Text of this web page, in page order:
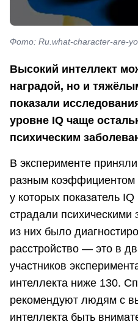
Фото: Ru.what-character-are-
Высокий интеллект
наградой, но и
показали
уровне IQ чаще
психическим
В эксперименте
разным коэффициентом
у которых показатель
страдали
из них было
расстройство — это в
участников
интеллекта ниже 130.
рекомендуют людям с
интеллекта быть